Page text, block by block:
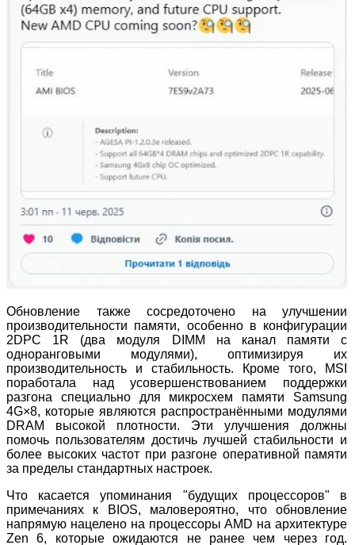
Обновление также сосредоточено на улучшении
производительности памяти, особенно в конфигурации
2DPC 1R (два модуля DIMM на канал памяти с
одноранговыми модулями), оптимизируя их
производительность и стабильность. Кроме того, MSI
поработала над усовершенствованием поддержки
разгона специально для микросхем памяти Samsung
4G×8, которые являются распространёнными модулями
DRAM высокой плотности. Эти улучшения должны
помочь пользователям достичь лучшей стабильности и
более высоких частот при разгоне оперативной памяти
за пределы стандартных настроек.
Что касается упоминания "будущих процессоров" в
примечаниях к BIOS, маловероятно, что обновление
напрямую нацелено на процессоры AMD на архитектуре
Zen 6, которые ожидаются не ранее чем через год.